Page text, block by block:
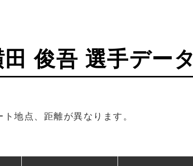
俊吾 選手データ
地点、距離が異なります。